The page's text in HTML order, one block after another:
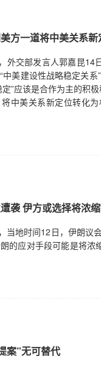
史之问、世界之问、
有正式会谈和欢迎宴
两军、经贸、卫生、
“中美建设性战略稳定
为未来3年乃至更长时
稳定，通过交流合作
则两利、斗则俱伤。
的承诺，始终相向而
定，不能发生冲突对抗
守中美三个联合公报
美建设性战略稳定关系”
富这一新定位内涵，
面交往达成了哪些共
总统就任以来，两国
历经跌宕起伏后呈现
治外交和经贸两大机
2026年亚太经合组织
方一道将中美关系
外交部发言人郭嘉昆14
中美建设性战略稳定关
定”应该是合作为主的积
中美关系新定位转化
袭 伊方或选择将浓
当地时间12日，伊朗议
的应对手段可能是将
案”无可替代